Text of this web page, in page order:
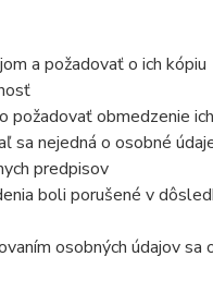
a požadovať o ich kópiu
obmedzenie
sa nejedná o osobné
predpisov
boli porušené v
osobných údajov sa